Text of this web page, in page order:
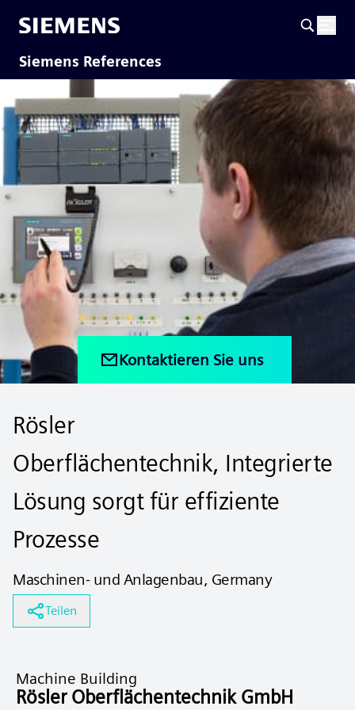
Siemens References
Kontaktieren Sie uns
Rösler
Oberflächentechnik, Integrierte
Lösung sorgt für effiziente
Prozesse
Maschinen- und Anlagenbau, Germany
Teilen
Machine Building
Rösler Oberflächentechnik GmbH